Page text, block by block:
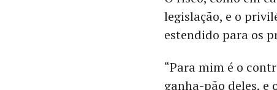
legislação, e o
estendido para os
“Para mim é o
ganha-pão deles, e